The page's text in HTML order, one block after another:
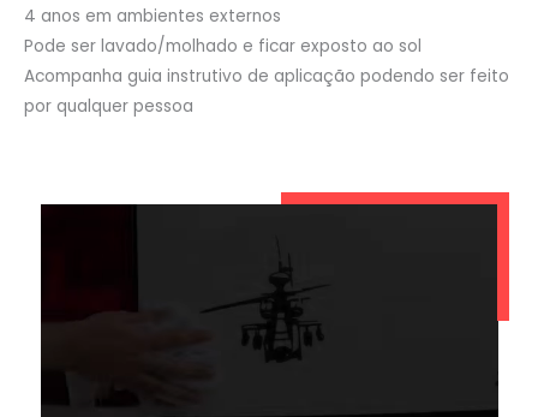
4 anos em ambientes externos
Pode ser lavado/molhado e ficar exposto ao sol
Acompanha guia instrutivo de aplicação podendo ser feito
por qualquer pessoa